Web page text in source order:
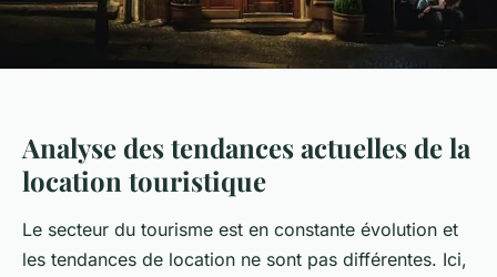
Analyse des tendances actuelles de la
location touristique
Le secteur du tourisme est en constante évolution et
les tendances de location ne sont pas différentes. Ici,